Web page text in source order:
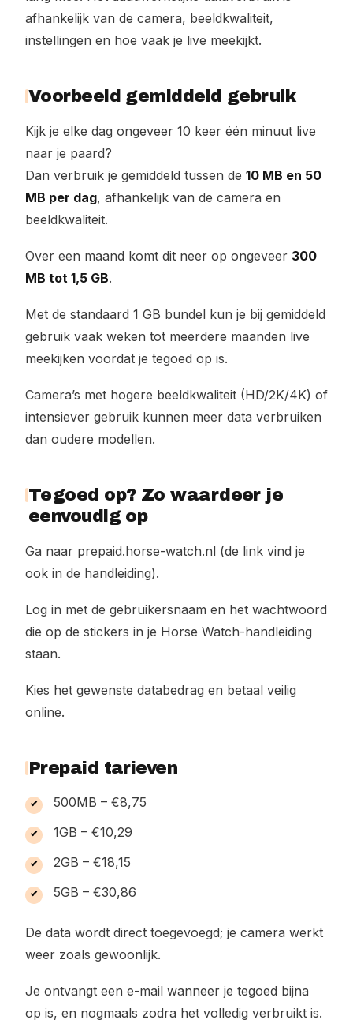
afhankelijk van de camera, beeldkwaliteit,
instellingen en hoe vaak je live meekijkt.
Voorbeeld gemiddeld gebruik
Kijk je elke dag ongeveer 10 keer één minuut live
naar je paard?
Dan verbruik je gemiddeld tussen de 10 MB en 50
MB per dag, afhankelijk van de camera en
beeldkwaliteit.
Over een maand komt dit neer op ongeveer 300
MB tot 1,5 GB.
Met de standaard 1 GB bundel kun je bij gemiddeld
gebruik vaak weken tot meerdere maanden live
meekijken voordat je tegoed op is.
Camera’s met hogere beeldkwaliteit (HD/2K/4K) of
intensiever gebruik kunnen meer data verbruiken
dan oudere modellen.
Tegoed op? Zo waardeer je
eenvoudig op
Ga naar prepaid.horse-watch.nl (de link vind je
ook in de handleiding).
Log in met de gebruikersnaam en het wachtwoord
die op de stickers in je Horse Watch-handleiding
staan.
Kies het gewenste databedrag en betaal veilig
online.
Prepaid tarieven
500MB – €8,75
1GB – €10,29
2GB – €18,15
5GB – €30,86
De data wordt direct toegevoegd; je camera werkt
weer zoals gewoonlijk.
Je ontvangt een e-mail wanneer je tegoed bijna
op is, en nogmaals zodra het volledig verbruikt is.